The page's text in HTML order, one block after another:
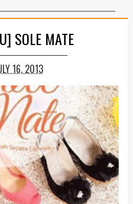
SOLE MATE
16, 2013